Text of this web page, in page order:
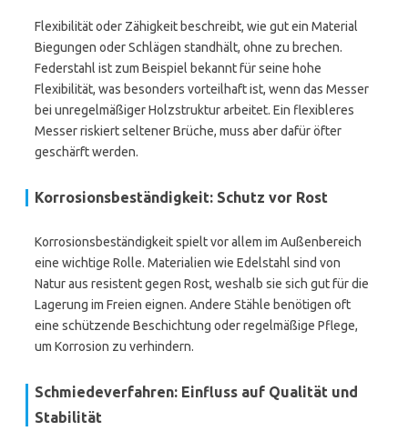
Flexibilität oder Zähigkeit beschreibt, wie gut ein Material
Biegungen oder Schlägen standhält, ohne zu brechen.
Federstahl ist zum Beispiel bekannt für seine hohe
Flexibilität, was besonders vorteilhaft ist, wenn das Messer
bei unregelmäßiger Holzstruktur arbeitet. Ein flexibleres
Messer riskiert seltener Brüche, muss aber dafür öfter
geschärft werden.
Korrosionsbeständigkeit: Schutz vor Rost
Korrosionsbeständigkeit spielt vor allem im Außenbereich
eine wichtige Rolle. Materialien wie Edelstahl sind von
Natur aus resistent gegen Rost, weshalb sie sich gut für die
Lagerung im Freien eignen. Andere Stähle benötigen oft
eine schützende Beschichtung oder regelmäßige Pflege,
um Korrosion zu verhindern.
Schmiedeverfahren: Einfluss auf Qualität und
Stabilität